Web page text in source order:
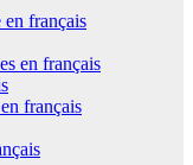
français
en français
français